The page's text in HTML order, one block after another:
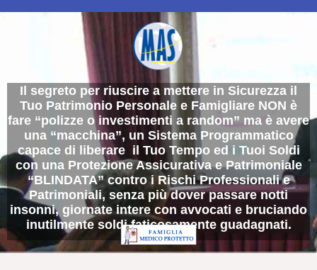
Il segreto per riuscire a mettere in Sicurezza il
Tuo Patrimonio Personale e Famigliare NON è
fare “polizze o investimenti a random” ma è avere
una “macchina”, un Sistema Programmatico
capace di liberare il Tuo Tempo ed i Tuoi Soldi
con una Protezione Assicurativa e Patrimoniale
“BLINDATA” contro i Rischi Professionali e
Patrimoniali, senza più dover passare notti
insonni, giornate intere con avvocati e bruciando
inutilmente soldi faticosamente guadagnati.